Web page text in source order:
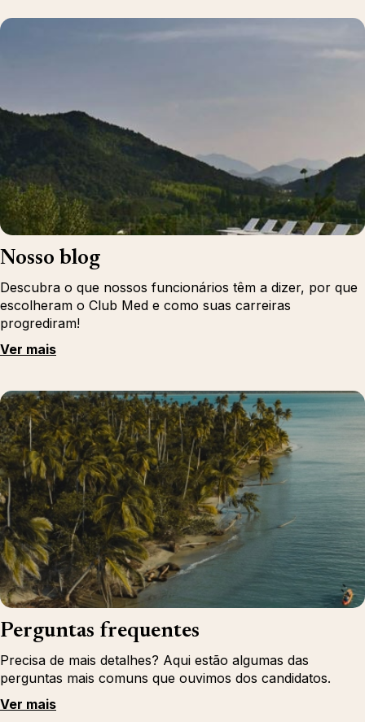
Nosso blog
Descubra o que nossos funcionários têm a dizer, por que
escolheram o Club Med e como suas carreiras
progrediram!
Ver mais
Perguntas frequentes
Precisa de mais detalhes? Aqui estão algumas das
perguntas mais comuns que ouvimos dos candidatos.
Ver mais